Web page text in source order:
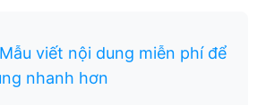
Mẫu viết nội dung miễn phí để
nhanh hơn